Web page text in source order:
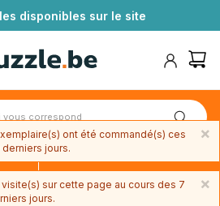
disponibles sur le site
Paiement en 4x sans frais
avec Paypal
×
ont été commandé(s) ces
derniers jours.
×
visite(s) sur cette page au cours des 7
jours.